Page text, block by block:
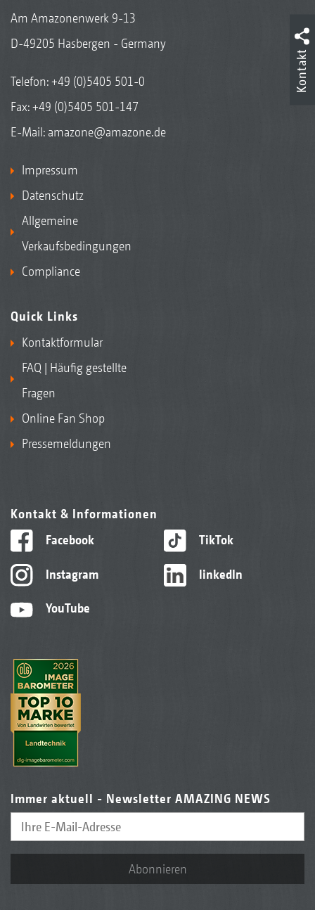
Am Amazonenwerk 9-13
D-49205 Hasbergen - Germany
Telefon:+49 (0)5405 501-0
Fax: +49 (0)5405 501-147
E-Mail: amazone@amazone.de
Impressum
Datenschutz
Allgemeine
Verkaufsbedingungen
Compliance
Quick Links
Kontaktformular
FAQ | Häufig gestellte
Fragen
Online Fan Shop
Pressemeldungen
Kontakt & Informationen
Facebook
Instagram
YouTube
TikTok
linkedIn
Immer aktuell - Newsletter AMAZING NEWS
Abonnieren
Kontakt